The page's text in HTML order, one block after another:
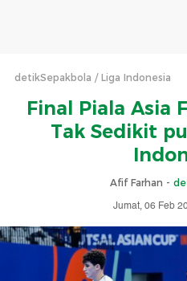
detikSepakbola Liga Indonesia
Final Piala Asia
Tak Sedikit
Afif Farhan -
Jumat, 06 Feb